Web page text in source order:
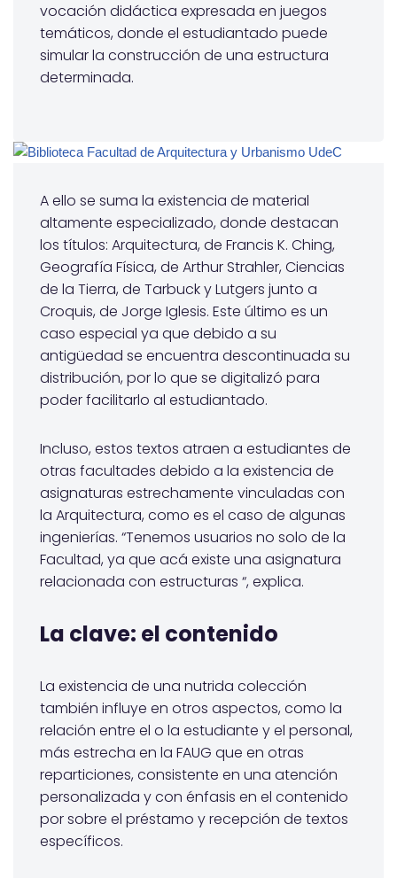
vocación didáctica expresada en juegos
temáticos, donde el estudiantado puede
simular la construcción de una estructura
determinada.
A ello se suma la existencia de material
altamente especializado, donde destacan
los títulos: Arquitectura, de Francis K. Ching,
Geografía Física, de Arthur Strahler, Ciencias
de la Tierra, de Tarbuck y Lutgers junto a
Croquis, de Jorge Iglesis. Este último es un
caso especial ya que debido a su
antigüedad se encuentra descontinuada su
distribución, por lo que se digitalizó para
poder facilitarlo al estudiantado.
Incluso, estos textos atraen a estudiantes de
otras facultades debido a la existencia de
asignaturas estrechamente vinculadas con
la Arquitectura, como es el caso de algunas
ingenierías. “Tenemos usuarios no solo de la
Facultad, ya que acá existe una asignatura
relacionada con estructuras “, explica.
La clave: el contenido
La existencia de una nutrida colección
también influye en otros aspectos, como la
relación entre el o la estudiante y el personal,
más estrecha en la FAUG que en otras
reparticiones, consistente en una atención
personalizada y con énfasis en el contenido
por sobre el préstamo y recepción de textos
específicos.